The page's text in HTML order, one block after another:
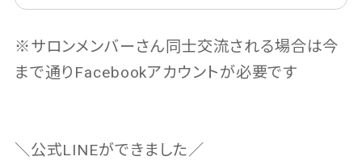
※サロンメンバーさん同士交流される場合は今
まで通りFacebookアカウントが必要です
＼公式LINEができました／